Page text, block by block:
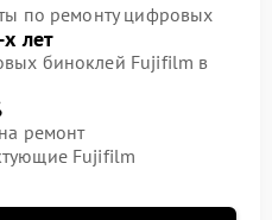
по ремонту цифровых
лет
биноклей Fujifilm в
ремонт
Fujifilm